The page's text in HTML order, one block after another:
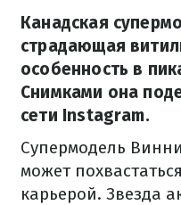
Канадская
страдающая
особенность в
Снимками она
сети Instagram.
Супермодель
может
карьерой. Звезда